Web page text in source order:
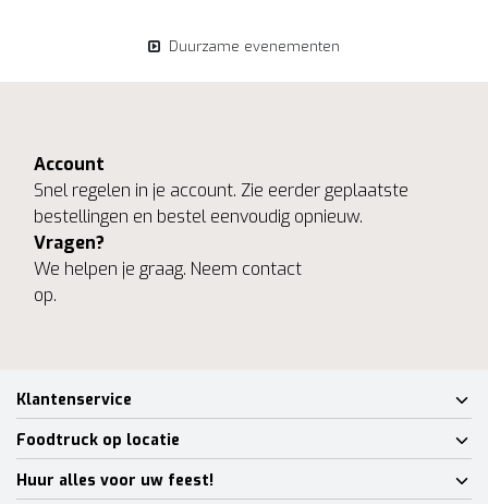
Duurzame evenementen
Account
Snel regelen in je account. Zie eerder geplaatste
bestellingen en bestel eenvoudig opnieuw.
Vragen?
We helpen je graag. Neem contact
op.
Klantenservice
Foodtruck op locatie
Huur alles voor uw feest!